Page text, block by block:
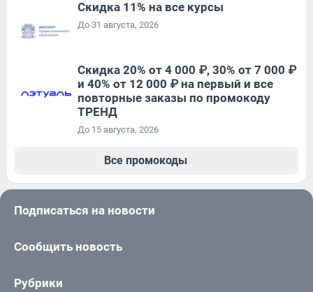
Скидка 11% на все курсы
До 31 августа, 2026
Скидка 20% от 4 000 ₽, 30% от 7 000 ₽
и 40% от 12 000 ₽ на первый и все
повторные заказы по промокоду
ТРЕНД
До 15 августа, 2026
Все промокоды
Подписаться на новости
Сообщить новость
Рубрики